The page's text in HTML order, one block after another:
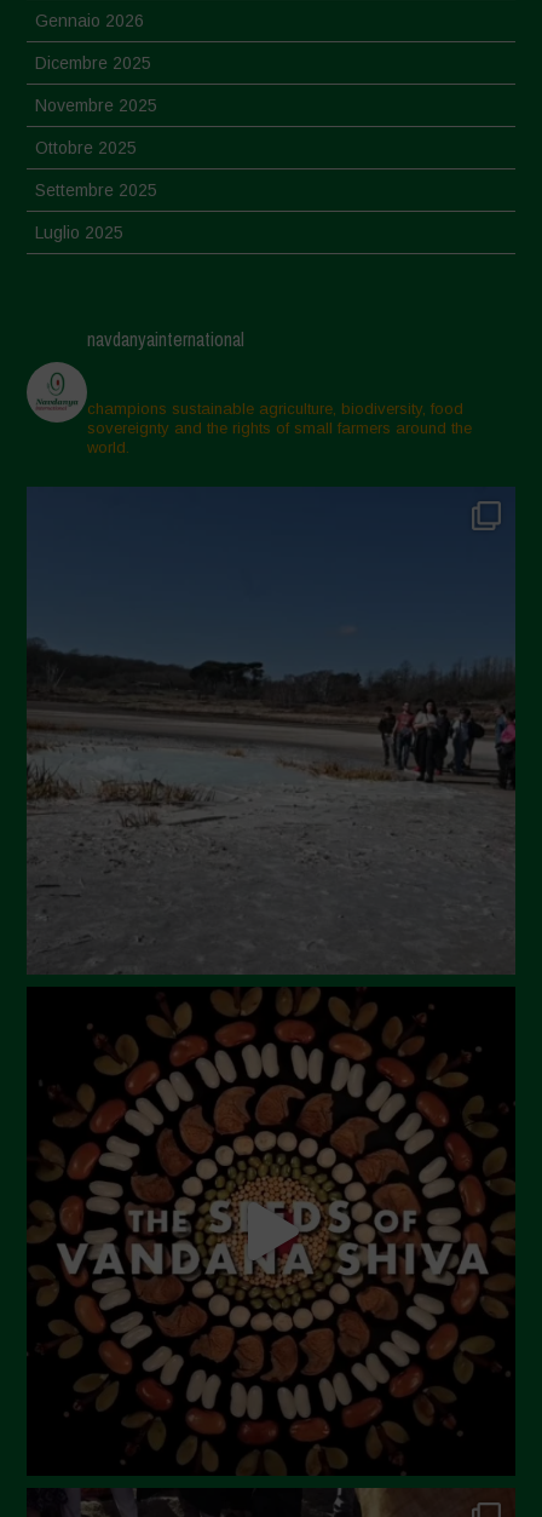
Gennaio 2026
Dicembre 2025
Novembre 2025
Ottobre 2025
Settembre 2025
Luglio 2025
Aprile 2025
Marzo 2025
Febbraio 2025
Gennaio 2025
Settembre 2024
Luglio 2024
Maggio 2024
Aprile 2024
Marzo 2024
Febbraio 2024
Ottobre 2023
Settembre 2023
Agosto 2023
Luglio 2023
Giugno 2023
Maggio 2023
Aprile 2023
Marzo 2023
Febbraio 2023
Dicembre 2022
Novembre 2022
Ottobre 2022
navdanyainternational
champions sustainable agriculture, biodiversity, food
sovereignty and the rights of small farmers around the
world.